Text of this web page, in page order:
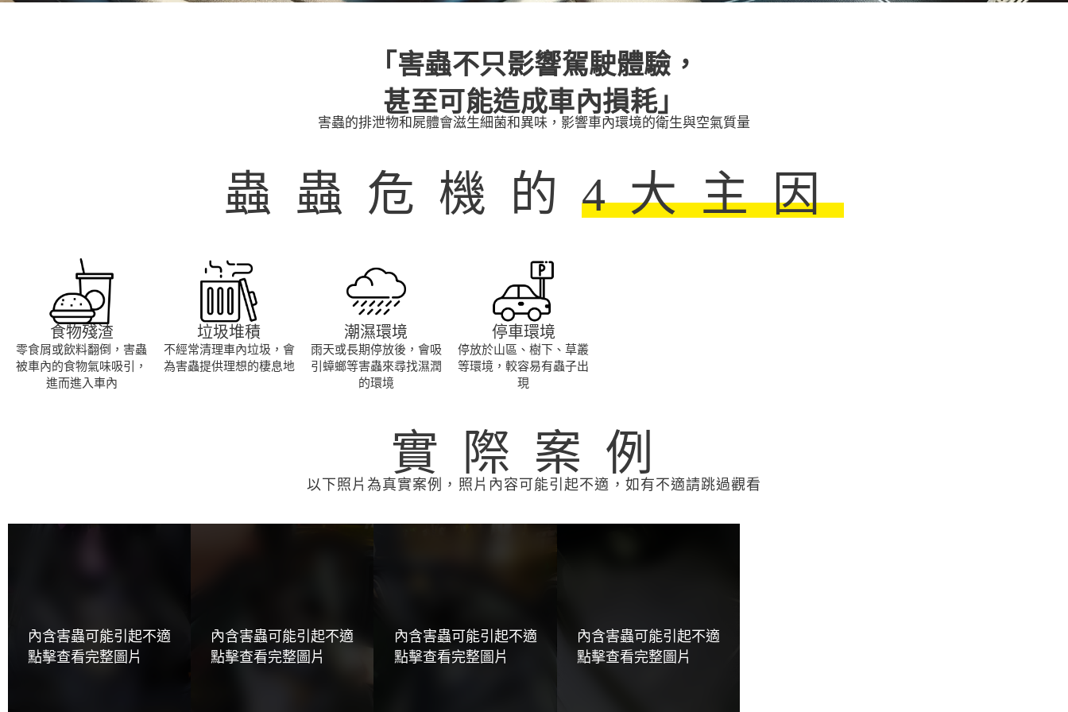
「害蟲不只影響駕駛體驗，
甚至可能造成車內損耗」
害蟲的排泄物和屍體會滋生細菌和異味，影響車內環境的衛生與空氣質量
蟲蟲危機的 4大主因
食物殘渣
零食屑或飲料翻倒，害蟲
被車內的食物氣味吸引，
進而進入車內
垃圾堆積
不經常清理車內垃圾，會
為害蟲提供理想的棲息地
潮濕環境
雨天或長期停放後，會吸
引蟑螂等害蟲來尋找濕潤
的環境
停車環境
停放於山區、樹下、草叢
等環境，較容易有蟲子出
現
實際案例
以下照片為真實案例，照片內容可能引起不適，如有不適請跳過觀看
內含害蟲可能引起不適
點擊查看完整圖片
內含害蟲可能引起不適
點擊查看完整圖片
內含害蟲可能引起不適
點擊查看完整圖片
內含害蟲可能引起不適
點擊查看完整圖片